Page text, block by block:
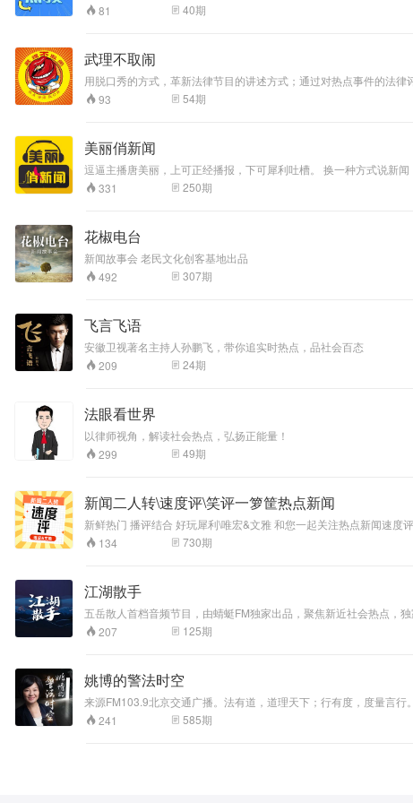
81
40期
武理不取闹
用脱口秀的方式，革新法律节目的讲述方式；通过对热点事件的法律
93
54期
美丽俏新闻
逗逼主播唐美丽，上可正经播报，下可犀利吐槽。 换一种方式说新
331
250期
花椒电台
新闻故事会 老民文化创客基地出品
492
307期
飞言飞语
安徽卫视著名主持人孙鹏飞，带你追实时热点，品社会百态
209
24期
法眼看世界
以律师视角，解读社会热点，弘扬正能量！
299
49期
新闻二人转\速度评\笑评一箩筐热点新闻
新鲜热门 播评结合 好玩犀利\唯宏&文雅 和您一起关注热点新闻速
134
730期
江湖散手
五岳散人首档音频节目，由蜻蜓FM独家出品，聚焦新近社会热点，
207
125期
姚博的警法时空
来源FM103.9北京交通广播。法有道，道理天下；行有度，度量言行。
241
585期